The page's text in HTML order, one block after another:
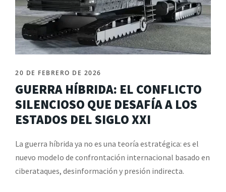
20 DE FEBRERO DE 2026
GUERRA HÍBRIDA: EL CONFLICTO
SILENCIOSO QUE DESAFÍA A LOS
ESTADOS DEL SIGLO XXI
La guerra híbrida ya no es una teoría estratégica: es el
nuevo modelo de confrontación internacional basado en
ciberataques, desinformación y presión indirecta.